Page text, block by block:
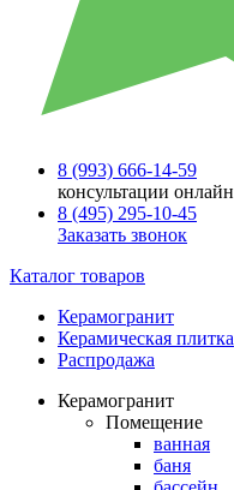
8 (993) 666-14-59
консультации онлайн
8 (495) 295-10-45
Заказать звонок
Каталог товаров
Керамогранит
Керамическая плитка
Распродажа
Керамогранит
Помещение
ванная
баня